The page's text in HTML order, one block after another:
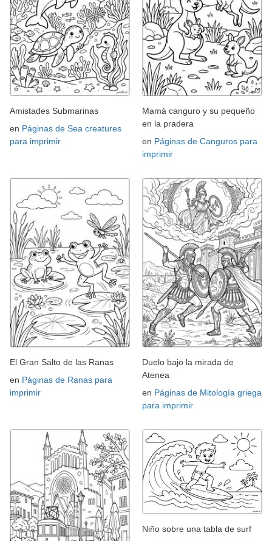
Amistades Submarinas
en Páginas de Sea creatures
para imprimir
Mamá canguro y su pequeño
en la pradera
en Páginas de Canguros para
imprimir
El Gran Salto de las Ranas
en Páginas de Ranas para
imprimir
Duelo bajo la mirada de
Atenea
en Páginas de Mitología griega
para imprimir
Niño sobre una tabla de surf